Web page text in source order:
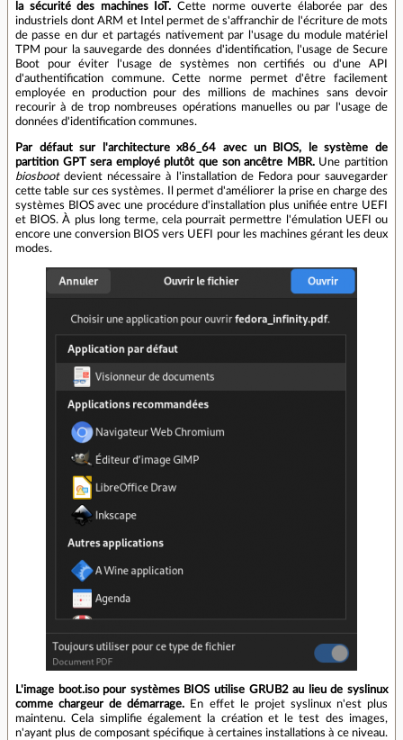
la sécurité des machines IoT. Cette norme ouverte élaborée par des
industriels dont ARM et Intel permet de s'affranchir de l'écriture de mots
de passe en dur et partagés nativement par l'usage du module matériel
TPM pour la sauvegarde des données d'identification, l'usage de Secure
Boot pour éviter l'usage de systèmes non certifiés ou d'une API
d'authentification commune. Cette norme permet d'être facilement
employée en production pour des millions de machines sans devoir
recourir à de trop nombreuses opérations manuelles ou par l'usage de
données d'identification communes.
Par défaut sur l'architecture x86_64 avec un BIOS, le système de
partition GPT sera employé plutôt que son ancêtre MBR.Une partition
biosbootdevient nécessaire à l'installation de Fedora pour sauvegarder
cette table sur ces systèmes. Il permet d'améliorer la prise en charge des
systèmes BIOS avec une procédure d'installation plus unifiée entre UEFI
et BIOS. À plus long terme, cela pourrait permettre l'émulation UEFI ou
encore une conversion BIOS vers UEFI pour les machines gérant les deux
modes.
L'image boot.iso pour systèmes BIOS utilise GRUB2 au lieu de syslinux
comme chargeur de démarrage. En effet le projet syslinux n'est plus
maintenu. Cela simplifie également la création et le test des images,
n'ayant plus de composant spécifique à certaines installations à ce niveau.